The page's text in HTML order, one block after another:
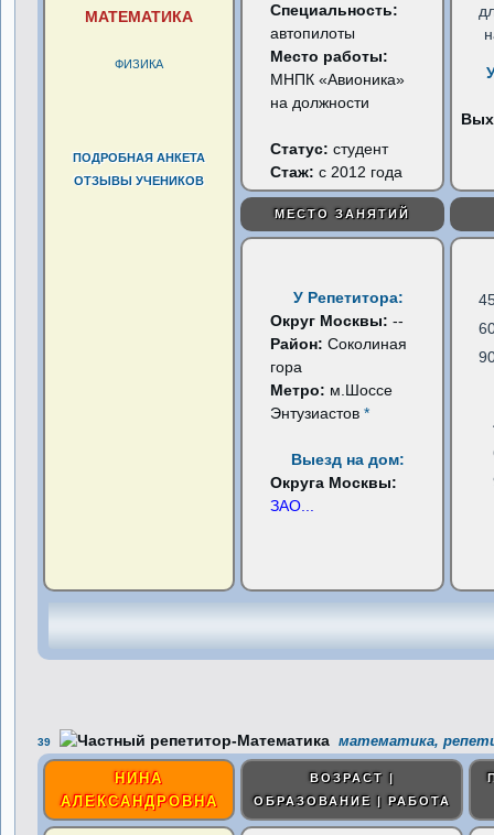
МАТЕМАТИКА
ФИЗИКА
ПОДРОБНАЯ АНКЕТА
ОТЗЫВЫ УЧЕНИКОВ
Специальность:
автопилоты
Место работы:
МНПК «Авионика»
на должности
Статус:студент
Стаж: с 2012 года
МЕСТО ЗАНЯТИЙ
У Репетитора:
Округ Москвы:--
Район:Соколиная
гора
Метро: м.Шоссе
Энтузиастов*
Выезд на дом:
Округа Москвы:
ЗАО
39 математика,
НИНА
АЛЕКСАНДРОВНА
ВОЗРАСТ |
ОБРАЗОВАНИЕ | РАБОТА